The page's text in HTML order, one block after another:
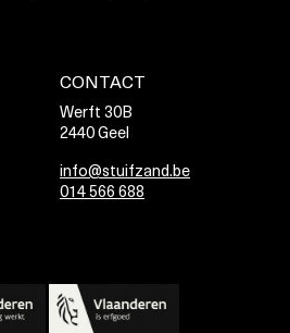
CONTACT
Werft 30B
2440 Geel
info@stuifzand.be
014 566 688